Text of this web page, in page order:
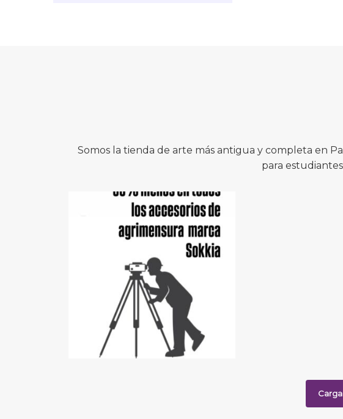
Somos la tienda de arte más antigua y completa en
para